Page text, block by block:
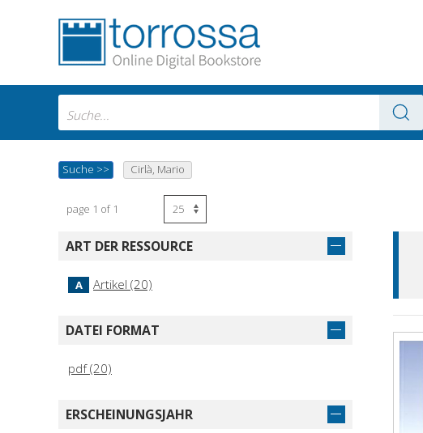
Suche >> Cirlà, Mario
page 1 of 1
ART DER RESSOURCE
A Artikel (20)
DATEI FORMAT
pdf (20)
ERSCHEINUNGSJAHR